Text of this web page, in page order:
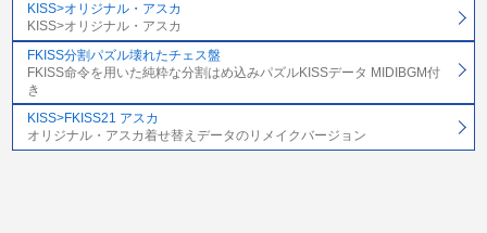
KISS>オリジナル・アスカ
KISS>オリジナル・アスカ
FKISS分割パズル壊れたチェス盤
FKISS命令を用いた純粋な分割はめ込みパズルKISSデータ MIDIBGM付
き
KISS>FKISS21 アスカ
オリジナル・アスカ着せ替えデータのリメイクバージョン